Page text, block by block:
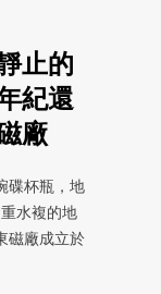
止的
紀還
廠
碟杯瓶，地
水複的地
磁廠成立於